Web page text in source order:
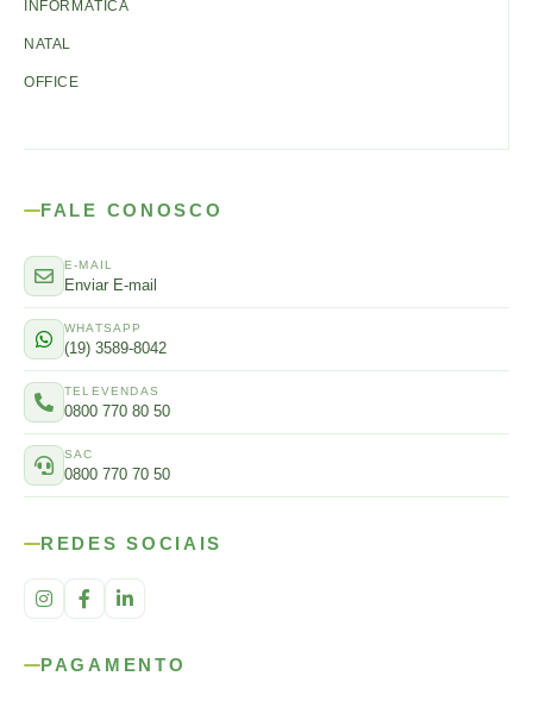
INFORMÁTICA
NATAL
OFFICE
FALE CONOSCO
E-MAIL
Enviar E-mail
WHATSAPP
(19) 3589-8042
TELEVENDAS
0800 770 80 50
SAC
0800 770 70 50
REDES SOCIAIS
PAGAMENTO